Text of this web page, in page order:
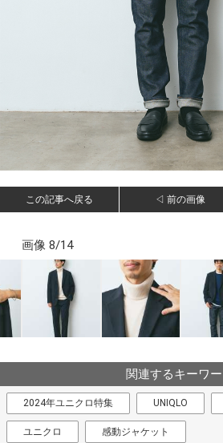
この記事へ戻る ◁ 前の画像
画像 8/14
関連するキーワ
2024年ユニクロ特集 UNIQLO
ユニクロ 感動ジャケット